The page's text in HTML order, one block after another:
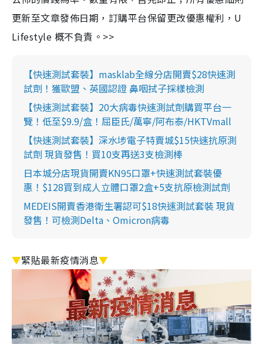
更新至文章發佈日期，訂購平台保留更改優惠權利，U
Lifestyle 概不負責。>>
【快速測試套裝】masklab全線分店開賣$28快速測
試劑！獲歐盟、英國認證 鼻咽拭子採樣檢測
【快速測試套裝】20大病毒快速測試劑購買平台一
覽！低至$9.9/盒！屈臣氏/萬寧/阿布泰/HKTVmall
【快速測試套裝】深水埗電子特賣城$15快速抗原測
試劑 現貨發售！買10支再送3支檢測棒
日本城分店現貨開賣KN95口罩+快速測試套裝優
惠！$128買到成人立體口罩2盒+5支抗原檢測試劑
MEDEIS開賣香港衛生署認可$18快速測試套裝 現貨
發售！可檢測Delta、Omicron病毒
▼緊貼最新疫情消息▼